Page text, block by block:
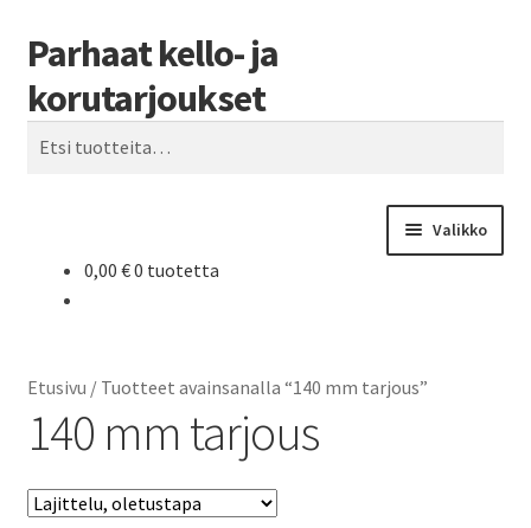
Siirry
navigointiin
Siirry
sisältöön
Parhaat kello- ja
korutarjoukset
Haku
Valikko
0,00 €0 tuotetta
Etusivu / Tuotteet avainsanalla “140 mm tarjous”
140 mm tarjous